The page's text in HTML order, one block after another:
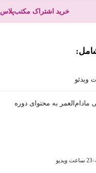
خرید اشتراک مکتب‌پلاس
به محتوای دوره
23 ساعت ویدیو